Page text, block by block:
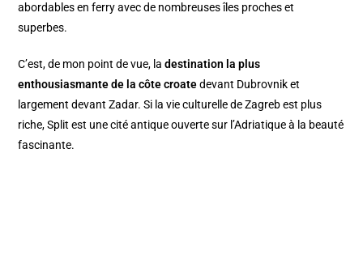
abordables en ferry avec de nombreuses îles proches et
superbes.
C’est, de mon point de vue, ladestination la plus
enthousiasmante de la côte croatedevant Dubrovnik et
largement devant Zadar. Si la vie culturelle de Zagreb est plus
riche, Split est une cité antique ouverte sur l’Adriatique à la beauté
fascinante.